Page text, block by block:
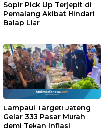
Sopir Pick Up Terjepit di
Pemalang Akibat Hindari
Balap Liar
Lampaui Target! Jateng
Gelar 333 Pasar Murah
demi Tekan Inflasi